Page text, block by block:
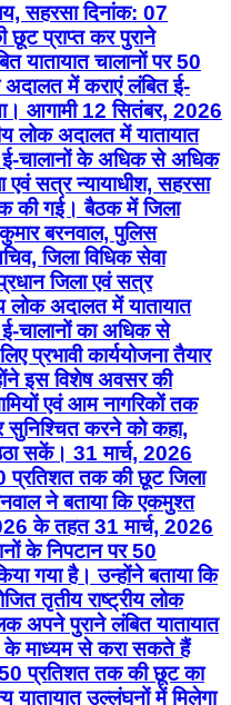
सहरसा दिनांक: 07
प्राप्त कर पुराने
यातायात चालानों पर 50
में कराएं लंबित ई-
आगामी 12 सितंबर, 2026
लोक अदालत में यातायात
चालानों के अधिक से अधिक
सत्र न्यायाधीश, सहरसा
की गई। बैठक में जिला
बरनवाल, पुलिस
जिला विधिक सेवा
जिला एवं सत्र
लोक अदालत में यातायात
चालानों का अधिक से
प्रभावी कार्ययोजना तैयार
इस विशेष अवसर की
एवं आम नागरिकों तक
सुनिश्चित करने को कहा,
सकें। 31 मार्च, 2026
प्रतिशत तक की छूट जिला
ने बताया कि एकमुश्त
के तहत 31 मार्च, 2026
के निपटान पर 50
गया है। उन्होंने बताया कि
तृतीय राष्ट्रीय लोक
अपने पुराने लंबित यातायात
के माध्यम से करा सकते हैं
50 प्रतिशत तक की छूट का
यातायात उल्लंघनों में मिलेगा